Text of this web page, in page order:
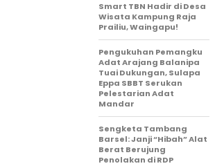
Smart TBN Hadir di Desa
Wisata Kampung Raja
Prailiu, Waingapu!
Pengukuhan Pemangku
Adat Arajang Balanipa
Tuai Dukungan, Sulapa
Eppa SBBT Serukan
Pelestarian Adat
Mandar
Sengketa Tambang
Barsel: Janji “Hibah” Alat
Berat Berujung
Penolakan di RDP